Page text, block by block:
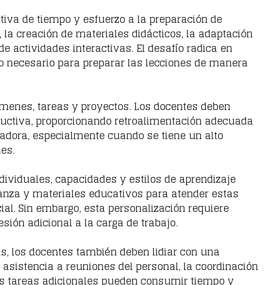
de tiempo y esfuerzo a la preparación de
creación de materiales didácticos, la adaptación
actividades interactivas. El desafío radica en
para preparar las lecciones de manera
tareas y proyectos. Los docentes deben
proporcionando retroalimentación adecuada
especialmente cuando se tiene un alto
capacidades y estilos de aprendizaje
y materiales educativos para atender estas
Sin embargo, esta personalización requiere
adicional a la carga de trabajo.
los docentes también deben lidiar con una
a reuniones del personal, la coordinación
adicionales pueden consumir tiempo y